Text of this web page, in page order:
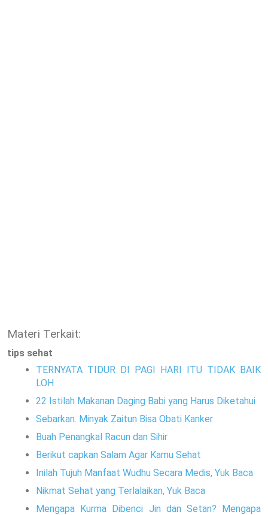
Materi Terkait:
tips sehat
TERNYATA TIDUR DI PAGI HARI ITU TIDAK BAIK
LOH
22 Istilah Makanan Daging Babi yang Harus Diketahui
Sebarkan. Minyak Zaitun Bisa Obati Kanker
Buah Penangkal Racun dan Sihir
Berikut capkan Salam Agar Kamu Sehat
Inilah Tujuh Manfaat Wudhu Secara Medis, Yuk Baca
Nikmat Sehat yang Terlalaikan, Yuk Baca
Mengapa Kurma Dibenci Jin dan Setan? Mengapa